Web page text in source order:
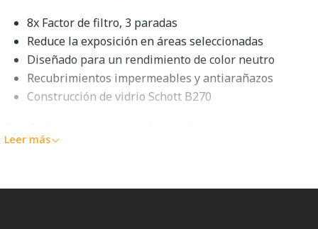
8x Factor de filtro, 3 paradas
Reduce la exposición en áreas seleccionadas
Diseñado para un rendimiento de color neutro
Recubrimientos impermeables y antiarañazos
Construcción de vidrio Schott B270
profesionales, este
Leer más